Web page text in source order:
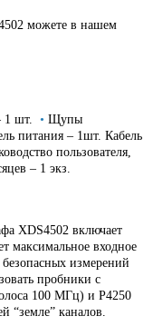
можете в нашем
1 шт. • Щупы
питания – 1шт. Кабель
пользователя,
– 1 экз.
XDS4502 включает
максимальное входное
измерений
пробники с
100 МГц) и P4250
“земле” каналов.